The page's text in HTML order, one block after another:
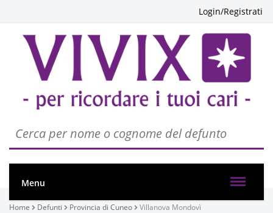
Login/Registrati
Menu
Home Defunti Provincia di Cuneo Villanova Mondovì